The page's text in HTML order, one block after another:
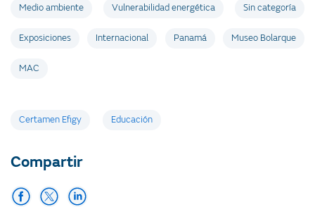
Medio ambiente Vulnerabilidad energética Sin categoría
Exposiciones Internacional Panamá Museo Bolarque
MAC
Etiquetas
Certamen Efigy Educación
Compartir